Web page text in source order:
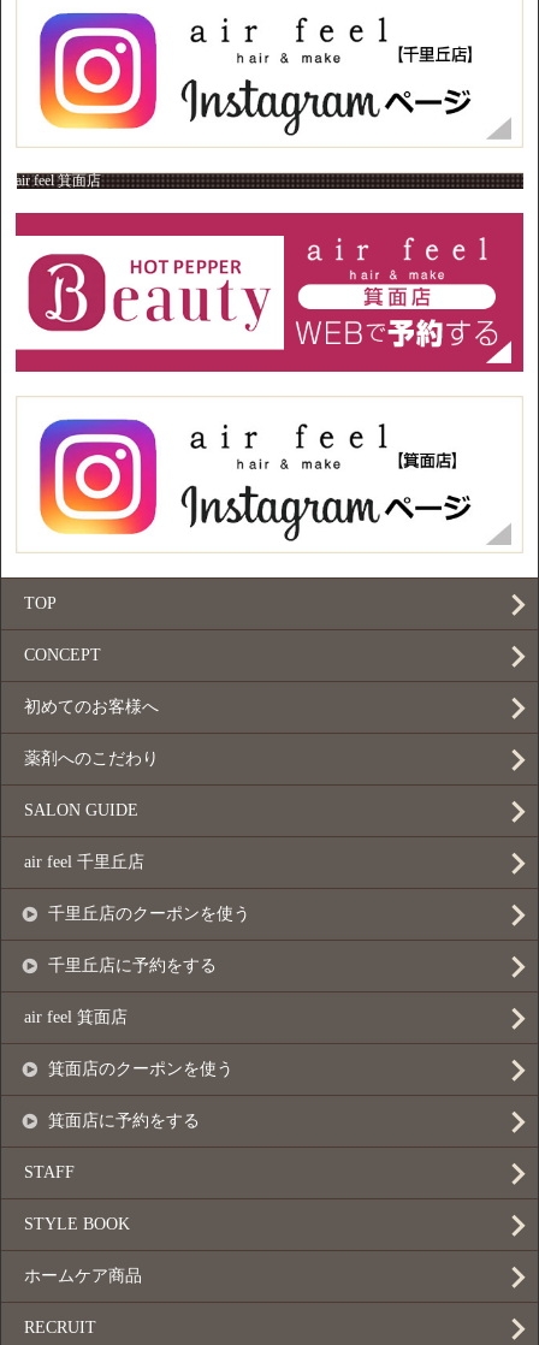
air feel 箕面店
TOP
CONCEPT
初めてのお客様へ
薬剤へのこだわり
SALON GUIDE
air feel 千里丘店
千里丘店のクーポンを使う
千里丘店に予約をする
air feel 箕面店
箕面店のクーポンを使う
箕面店に予約をする
STAFF
STYLE BOOK
ホームケア商品
RECRUIT